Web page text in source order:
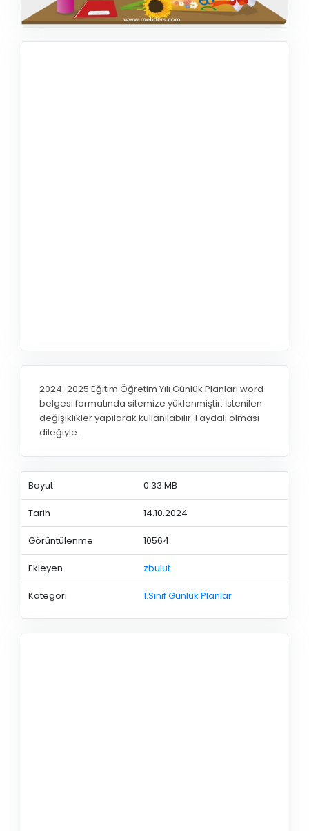
2024-2025 Eğitim Öğretim Yılı Günlük Planları word
belgesi formatında sitemize yüklenmiştir. İstenilen
değişiklikler yapılarak kullanılabilir. Faydalı olması
dileğiyle..
Boyut 0.33 MB
Tarih 14.10.2024
Görüntülenme 10564
Ekleyen zbulut
Kategori 1.Sınıf Günlük Planlar